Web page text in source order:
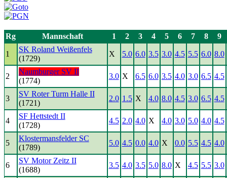
Rg Mannschaft 1 2 3 4 5 6 7 8 9
1
SK Roland Weißenfels
(1729)
X 5.0 6.0 3.5 3.0 4.5 5.5 6.0 8.0
2
Naumburger SV II
(1774)
3.0 X 6.5 6.0 3.5 4.0 3.0 6.5 4.5
3
SV Roter Turm Halle II
(1721)
2.0 1.5 X 4.0 8.0 4.5 3.0 6.5 4.5
4
SF Hettstedt II
(1728)
4.5 2.0 4.0 X 4.0 3.0 5.0 4.0 4.5
5
Klostermansfelder SC
(1789)
5.0 4.5 0.0 4.0 X 0.0 5.5 4.5 4.0
6
SV Motor Zeitz II
(1688)
3.5 4.0 3.5 5.0 8.0 X 4.5 5.5 3.0